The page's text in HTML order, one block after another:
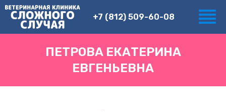
+7 (812) 509-60-08
ПЕТРОВА ЕКАТЕРИНА
ЕВГЕНЬЕВНА